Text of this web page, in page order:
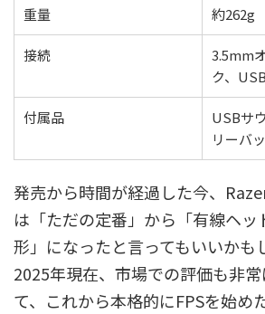
重量 約262g
接続
3.5mm
ク、
付属品
USBサ
リーバ
発売から時間が経過した今、
は「ただの定番」から「有線ヘッ
形」になったと言ってもいいかも
2025年現在、市場での評価も非
て、これから本格的にFPSを始め